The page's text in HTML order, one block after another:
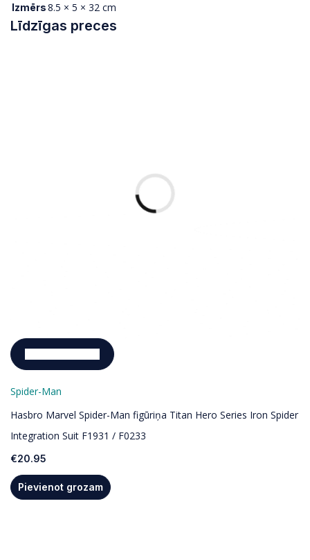
Izmērs8.5 × 5 × 32 cm
Līdzīgas preces
Spider-Man
Hasbro Marvel Spider-Man figūriņa Titan Hero Series Iron Spider
Integration Suit F1931 / F0233
€20.95
Pievienot grozam